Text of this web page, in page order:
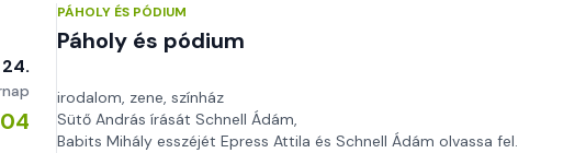
PÁHOLY ÉS PÓDIUM
Páholy és pódium
irodalom, zene, színház
Sütő András írását Schnell Ádám,
Babits Mihály esszéjét Epress Attila és Schnell Ádám olvassa fel.